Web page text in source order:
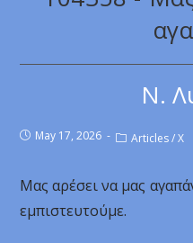
Ν.
May 17, 2026 Articles / X
Μας αρέσει να μας
εμπιστευτούμε.